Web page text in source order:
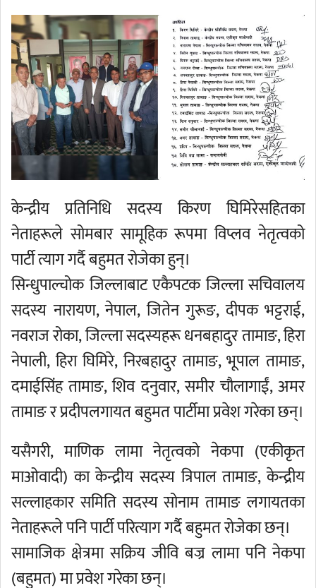
केन्द्रीय प्रतिनिधि सदस्य किरण घिमिरेसहितका
नेताहरूले सोमबार सामूहिक रूपमा विप्लव नेतृत्वको
पार्टी त्याग गर्दै बहुमत रोजेका हुन्।
सिन्धुपाल्चोक जिल्लाबाट एकैपटक जिल्ला सचिवालय
सदस्य नारायण, नेपाल, जितेन गुरूङ, दीपक भट्टराई,
नवराज रोका, जिल्ला सदस्यहरू धनबहादुर तामाङ, हिरा
नेपाली, हिरा घिमिरे, निरबहादुर तामाङ, भूपाल तामाङ,
दमाईसिंह तामाङ, शिव दनुवार, समीर चौलागाईं, अमर
तामाङ र प्रदीपलगायत बहुमत पार्टीमा प्रवेश गरेका छन्।
यसैगरी, माणिक लामा नेतृत्वको नेकपा (एकीकृत
माओवादी) का केन्द्रीय सदस्य त्रिपाल तामाङ, केन्द्रीय
सल्लाहकार समिति सदस्य सोनाम तामाङ लगायतका
नेताहरूले पनि पार्टी परित्याग गर्दै बहुमत रोजेका छन्।
सामाजिक क्षेत्रमा सक्रिय जीवि बज्र लामा पनि नेकपा
(बहुमत) मा प्रवेश गरेका छन्।